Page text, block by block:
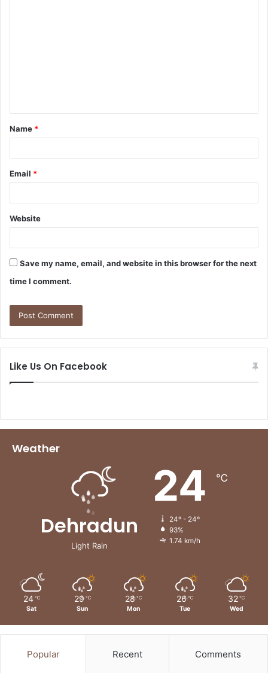
t
*
Name *
Email *
Website
Save my name, email, and website in this browser for the next
time I comment.
Like Us On Facebook
Weather
Dehradun
Light Rain
24 ℃
24º - 24º
93%
1.74 km/h
24 ℃
Sat
29 ℃
Sun
28 ℃
Mon
26 ℃
Tue
32 ℃
Wed
Popular Recent Comments